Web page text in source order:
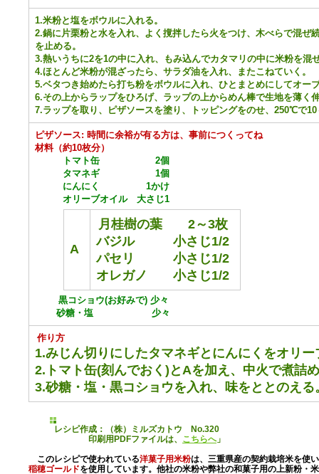
1.米粉と塩をボウルに入れる。
2.鍋に片栗粉と水を入れ、よく撹拌したら火をつけ、木べらで混ぜ
を止める。
3.熱いうちに2を1の中に入れ、もみ込んでカタマリの中に米粉を混
4.ほとんど米粉が混ざったら、サラダ油を入れ、またこねていく。
5.ベタつき始めたら打ち粉をボウルに入れ、ひとまとめにしてオー
6.その上からラップをひろげ、ラップの上からめん棒で生地を薄く
7.ラップを取り、ピザソースを塗り、トッピングをのせ、250℃で10
ピザソース: 時間に余裕が有る方は、事前につくってね
材料（約10枚分）
トマト缶 2個
タマネギ 1個
にんにく 1かけ
オリーブオイル 大さじ1
A
月桂樹の葉 2～3枚
バジル 小さじ1/2
パセリ 小さじ1/2
オレガノ 小さじ1/2
黒コショウ(お好みで) 少々
砂糖・塩 少々
作り方
1.みじん切りにしたタマネギとにんにくをオリ
2.トマト缶(刻んでおく)とAを加え、中火で煮詰
3.砂糖・塩・黒コショウを入れ、味をととのえる
レシピ作成：（株）ミルズカトウ No.320
印刷用PDFファイルは、 こちらへ」
このレシピで使われている洋菓子用米粉は、三重県産の契約栽培米を使
稲穂ゴールドを使用しています。他社の米粉や弊社の和菓子用の上新粉・